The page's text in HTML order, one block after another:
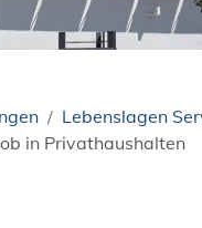
Lebenslagen
in Privathaushalten